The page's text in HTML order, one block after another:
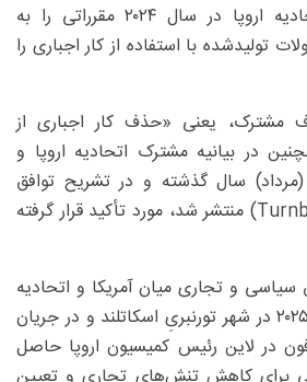
گیل تأکید کرد که اتحادیه اروپا در سال ۲۰۲۴ مقرراتی را به
تولیدشده با استفاده از کار اجباری را
مشترک، یعنی «حذف کار اجباری از
در بیانیه مشترک اتحادیه اروپا و
سال گذشته و در تشریح توافق
تورنبری (Turnberry Accord) منتشر شد، مورد تأکید قرار گرفته
سیاسی و تجاری میان آمریکا و اتحادیه
اروپا است که در ژوئیه ۲۰۲۵ در شهر تورنبریِ اسکاتلند و در جریان
در لاین رئیس کمیسیون اروپا حاصل